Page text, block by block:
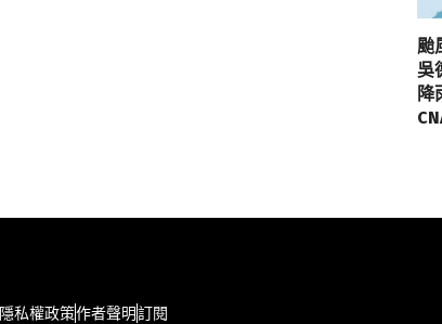
颱
吳
降
隱私權政策作者聲明訂閱